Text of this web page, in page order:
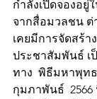
กำลังเปิดจองอ
จากสื่อมวลชน ต่
เคยมีการจัดสร้า
ประชาสัมพันธ์ เ
ทาง  พิธีมหาพุท
กุมภาพันธ์